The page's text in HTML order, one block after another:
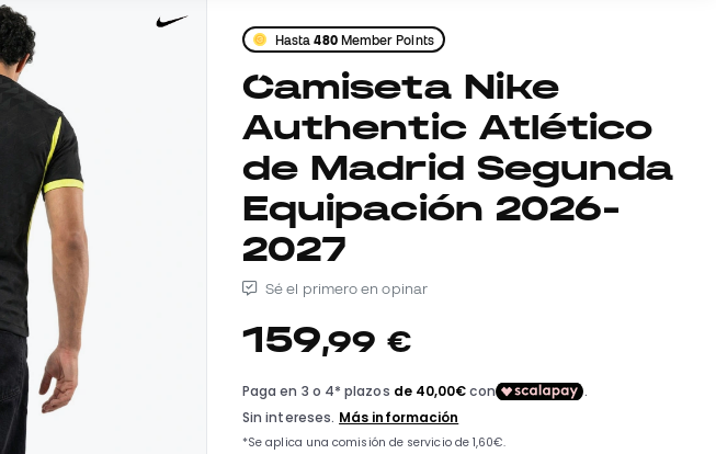
Hasta480Member Points
Camiseta Nike
Authentic Atlético
de Madrid Segunda
Equipación 2026-
2027
Sé el primero en opinar
159,99 €